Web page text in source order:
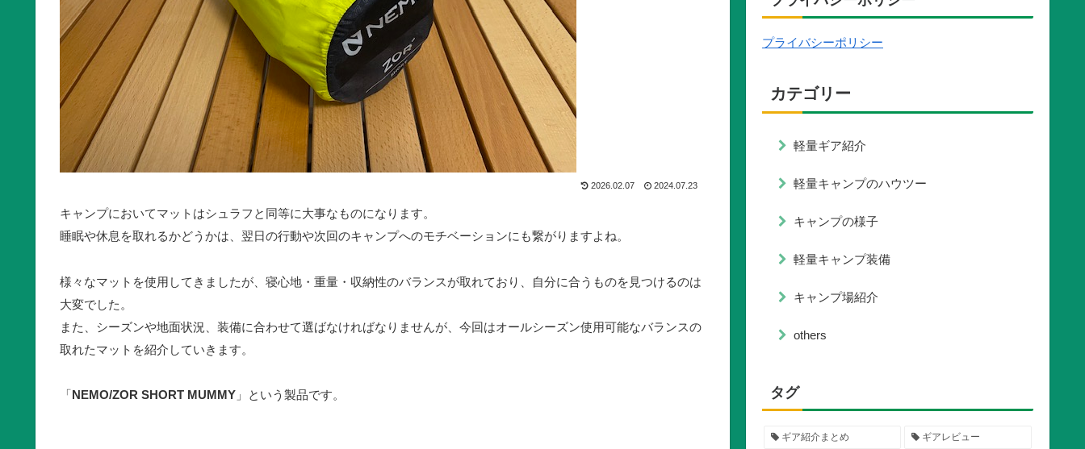
2026.02.07 2024.07.23
キャンプにおいてマットはシュラフと同等に大事なものになります。
睡眠や休息を取れるかどうかは、翌日の行動や次回のキャンプへのモチベーションにも繋がりますよね。
様々なマットを使用してきましたが、寝心地・重量・収納性のバランスが取れており、自分に合うものを見つけるのは
大変でした。
また、シーズンや地面状況、装備に合わせて選ばなければなりませんが、今回はオールシーズン使用可能なバランスの
取れたマットを紹介していきます。
「NEMO/ZOR SHORT MUMMY 」という製品です。
プライバシーポリシー
カテゴリー
軽量ギア紹介
軽量キャンプのハウツー
キャンプの様子
軽量キャンプ装備
キャンプ場紹介
others
タグ
ギア紹介まとめ ギアレビュー